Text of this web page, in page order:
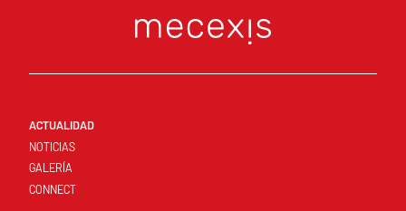
ACTUALIDAD
NOTICIAS
GALERÍA
CONNECT